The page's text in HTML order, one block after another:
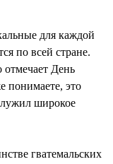
для каждой
по всей стране.
отмечает День
понимаете, это
широкое
гватемальских